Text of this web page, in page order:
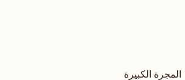
المجرة الكبيرة